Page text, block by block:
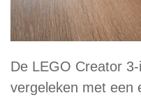
De LEGO Creator
vergeleken met een